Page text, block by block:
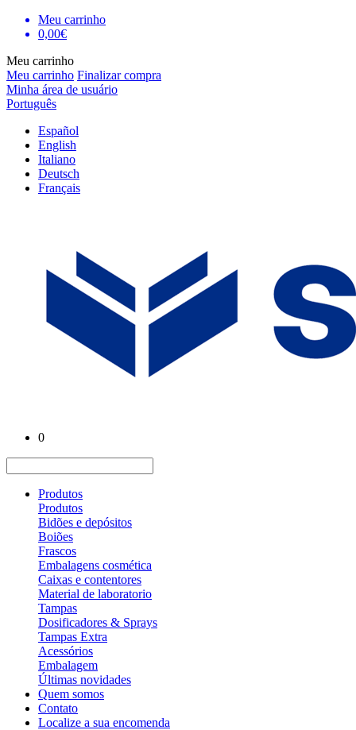
Meu carrinho
0,00€
Meu carrinho
Meu carrinho Finalizar compra
Minha área de usuário
Português
Español
English
Italiano
Deutsch
Français
0
Produtos
Produtos
Bidões e depósitos
Boiões
Frascos
Embalagens cosmética
Caixas e contentores
Material de laboratorio
Tampas
Dosificadores & Sprays
Tampas Extra
Acessórios
Embalagem
Últimas novidades
Quem somos
Contato
Localize a sua encomenda